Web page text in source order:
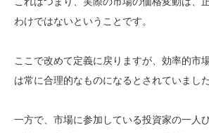
わけではないということです。
ここで改めて定義に戻りますが、効率的市
は常に合理的なものになるとされていました
一方で、市場に参加している投資家の一人